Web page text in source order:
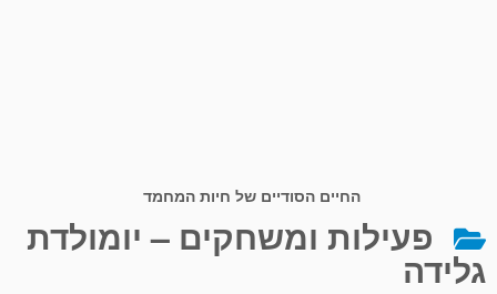
החיים הסודיים של חיות המחמד
פעילות ומשחקים – יומולדת
גלידה